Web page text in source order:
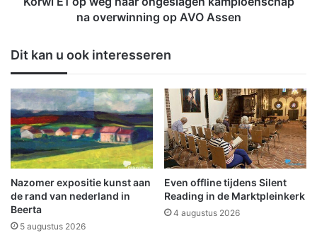
i
n
W
e
s
t
e
r
l
e
e
a
a
r
o
n
g
e
s
l
a
g
e
na overwinning op AVO Assen
Dit kan u ook interesseren
Nazomer expositie kunst aan
de rand van nederland in
Beerta
5 augustus 2026
Even offline tijdens Silent
Reading in de Marktpleinkerk
4 augustus 2026